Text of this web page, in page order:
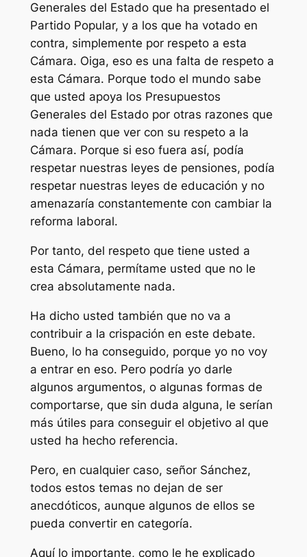
Generales del Estado que ha presentado el
Partido Popular, y a los que ha votado en
contra, simplemente por respeto a esta
Cámara. Oiga, eso es una falta de respeto a
esta Cámara. Porque todo el mundo sabe
que usted apoya los Presupuestos
Generales del Estado por otras razones que
nada tienen que ver con su respeto a la
Cámara. Porque si eso fuera así, podía
respetar nuestras leyes de pensiones, podía
respetar nuestras leyes de educación y no
amenazaría constantemente con cambiar la
reforma laboral.
Por tanto, del respeto que tiene usted a
esta Cámara, permítame usted que no le
crea absolutamente nada.
Ha dicho usted también que no va a
contribuir a la crispación en este debate.
Bueno, lo ha conseguido, porque yo no voy
a entrar en eso. Pero podría yo darle
algunos argumentos, o algunas formas de
comportarse, que sin duda alguna, le serían
más útiles para conseguir el objetivo al que
usted ha hecho referencia.
Pero, en cualquier caso, señor Sánchez,
todos estos temas no dejan de ser
anecdóticos, aunque algunos de ellos se
pueda convertir en categoría.
Aquí lo importante, como le he explicado